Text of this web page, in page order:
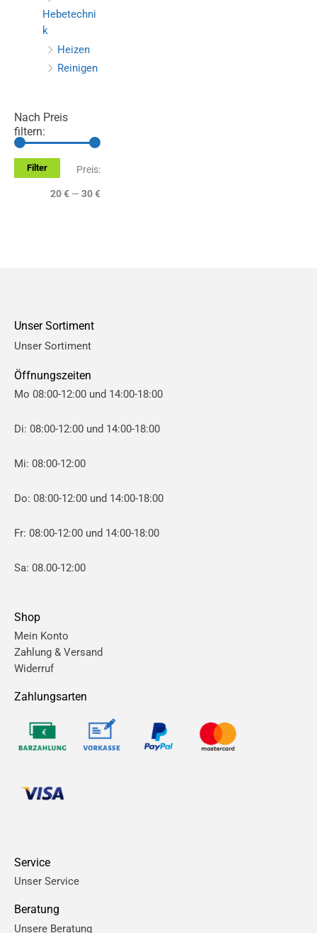
Hebetechni
k
Heizen
Reinigen
Nach Preis
filtern:
M
i
M
a
Filter
Preis:
20 € —30 €
Unser Sortiment
Unser Sortiment
Öffnungszeiten
Mo 08:00-12:00 und 14:00-18:00
Di: 08:00-12:00 und 14:00-18:00
Mi: 08:00-12:00
Do: 08:00-12:00 und 14:00-18:00
Fr: 08:00-12:00 und 14:00-18:00
Sa: 08.00-12:00
Shop
Mein Konto
Zahlung & Versand
Widerruf
Zahlungsarten
Service
Unser Service
Beratung
Unsere Beratung